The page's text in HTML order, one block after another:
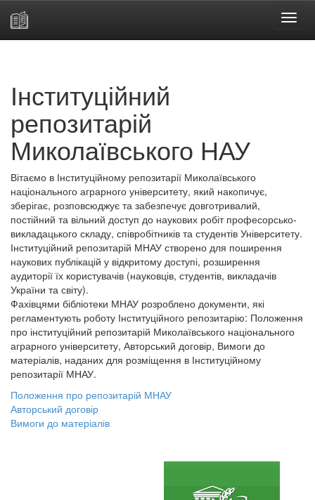
Інституційний
репозитарій
Миколаївського НАУ
Вітаємо в Інституційному репозитарії Миколаївського
національного аграрного університету, який накопичує,
зберігає, розповсюджує та забезпечує довготривалий,
постійний та вільний доступ до наукових робіт професорсько-
викладацького складу, співробітників та студентів Університету.
Інституційний репозитарій МНАУ створено для поширення
наукових публікацій у відкритому доступі, розширення
аудиторії їх користувачів (науковців, студентів, викладачів
України та світу).
Фахівцями бібліотеки МНАУ розроблено документи, які
регламентують роботу Інституційного репозитарію: Положення
про інституційний репозитарій Миколаївського національного
аграрного університету, Авторський договір, Вимоги до
матеріалів, наданих для розміщення в Інституційному
репозитарії МНАУ.
Положення про репозитарій МНАУ
Авторський договір
Вимоги до матеріалів